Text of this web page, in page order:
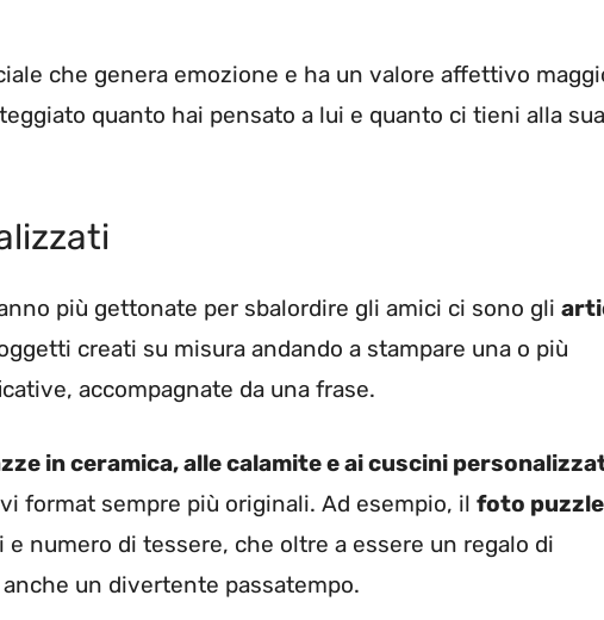
che genera emozione e ha un valore affettivo
quanto hai pensato a lui e quanto ci tieni alla sua
più gettonate per sbalordire gli amici ci sono gli
creati su misura andando a stampare una o più
accompagnate da una frase.
in ceramica, alle calamite e ai cuscini
format sempre più originali. Ad esempio, il foto puzzle
numero di tessere, che oltre a essere un regalo di
un divertente passatempo.